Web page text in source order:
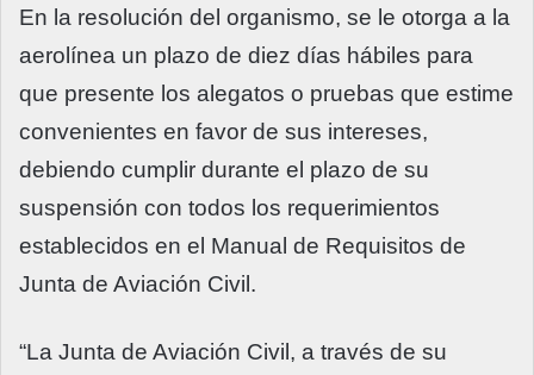
En la resolución del organismo, se le otorga a la
aerolínea un plazo de diez días hábiles para
que presente los alegatos o pruebas que estime
convenientes en favor de sus intereses,
debiendo cumplir durante el plazo de su
suspensión con todos los requerimientos
establecidos en el Manual de Requisitos de
Junta de Aviación Civil.
“La Junta de Aviación Civil, a través de su